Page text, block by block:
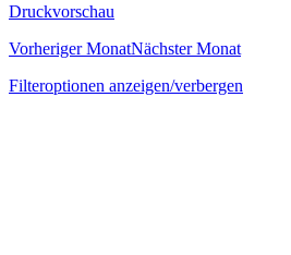
Druckvorschau
Vorheriger MonatNächster Monat
Filteroptionen anzeigen/verbergen